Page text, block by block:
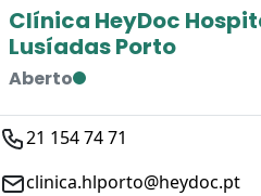
Clínica HeyDoc
Lusíadas Porto
Aberto
21 154 74 71
clinica.hlporto@heydoc.pt